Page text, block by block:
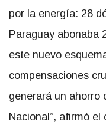
por la energía: 28
Paraguay abonaba
este nuevo
compensaciones
generará un ahorro
Nacional”, afirmó